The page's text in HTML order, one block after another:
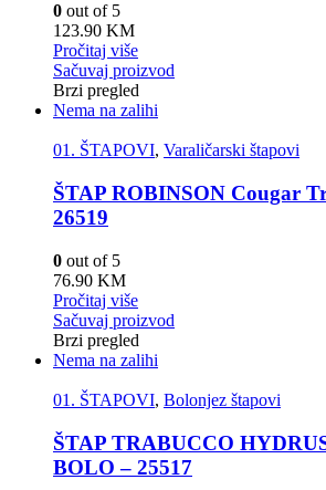
0 out of 5
123.90 KM
Pročitaj više
Sačuvaj proizvod
Brzi pregled
Nema na zalihi
01. ŠTAPOVI, Varaličarski štapovi
ŠTAP ROBINSON Cougar
26519
0 out of 5
76.90 KM
Pročitaj više
Sačuvaj proizvod
Brzi pregled
Nema na zalihi
01. ŠTAPOVI, Bolonjez štapovi
ŠTAP TRABUCCO
BOLO – 25517